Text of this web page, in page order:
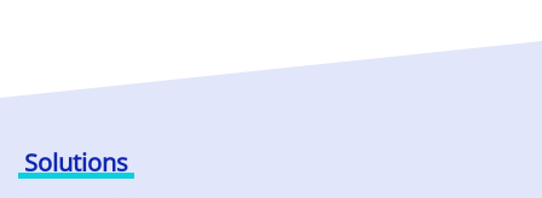
Solutions